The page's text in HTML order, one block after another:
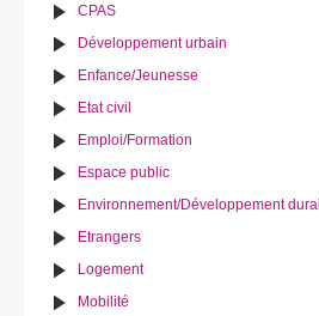
CPAS
Développement urbain
Enfance/Jeunesse
Etat civil
Emploi/Formation
Espace public
Environnement/Développement
Etrangers
Logement
Mobilité